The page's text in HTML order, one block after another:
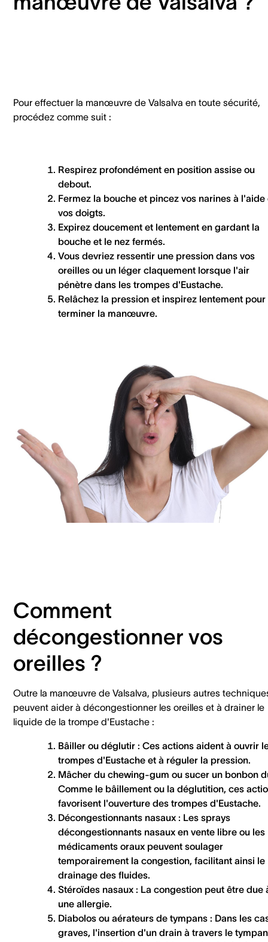
Pour effectuer la manœuvre de Valsalva en toute sécurité,
procédez comme suit :
Respirez profondément en position assise ou
debout.
Fermez la bouche et pincez vos narines à l'aide
vos doigts.
Expirez doucement et lentement en gardant la
bouche et le nez fermés.
Vous devriez ressentir une pression dans vos
oreilles ou un léger claquement lorsque l'air
pénètre dans les trompes d'Eustache.
Relâchez la pression et inspirez lentement pour
terminer la manœuvre.
Comment
décongestionner vos
oreilles ?
Outre la manœuvre de Valsalva, plusieurs autres
peuvent aider à décongestionner les oreilles et à drainer le
liquide de la trompe d'Eustache :
Bâiller ou déglutir : Ces actions aident à ouvrir
trompes d'Eustache et à réguler la pression.
Mâcher du chewing-gum ou sucer un bonbon
Comme le bâillement ou la déglutition, ces
favorisent l'ouverture des trompes d'Eustache.
Décongestionnants nasaux : Les sprays
décongestionnants nasaux en vente libre ou les
médicaments oraux peuvent soulager
temporairement la congestion, facilitant ainsi le
drainage des fluides.
Stéroïdes nasaux : La congestion peut être due
une allergie.
Diabolos ou aérateurs de tympans : Dans les
graves, l'insertion d'un drain à travers le tympan